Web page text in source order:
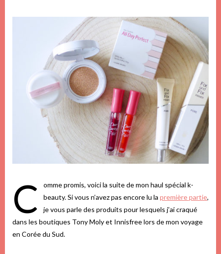
C
omme promis, voici la suite de mon haul spécial k-
beauty. Si vous n’avez pas encore lu la première partie,
je vous parle des produits pour lesquels j’ai craqué
dans les boutiques Tony Moly et Innisfree lors de mon voyage
en Corée du Sud.